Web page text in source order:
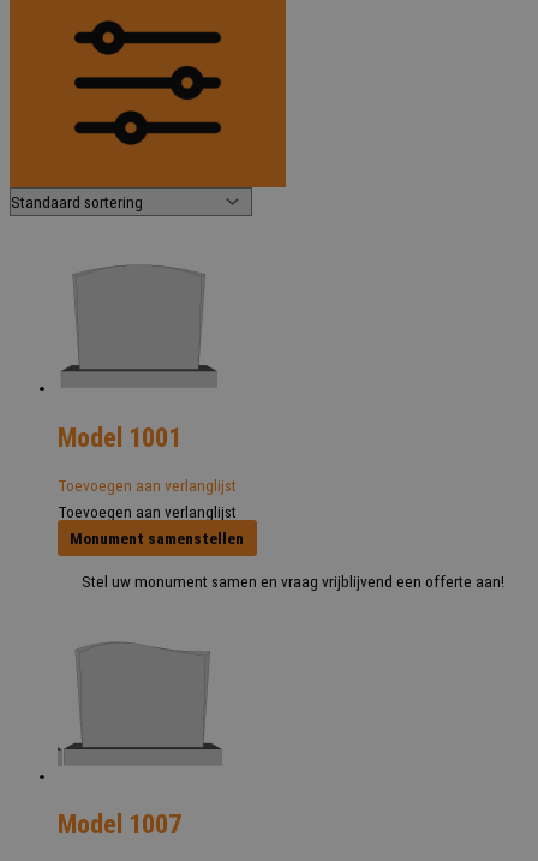
Model 1001
Toevoegen aan verlanglijst
Toevoegen aan verlanglijst
Monument samenstellen
Stel uw monument samen en vraag vrijblijvend een offerte aan!
Model 1007